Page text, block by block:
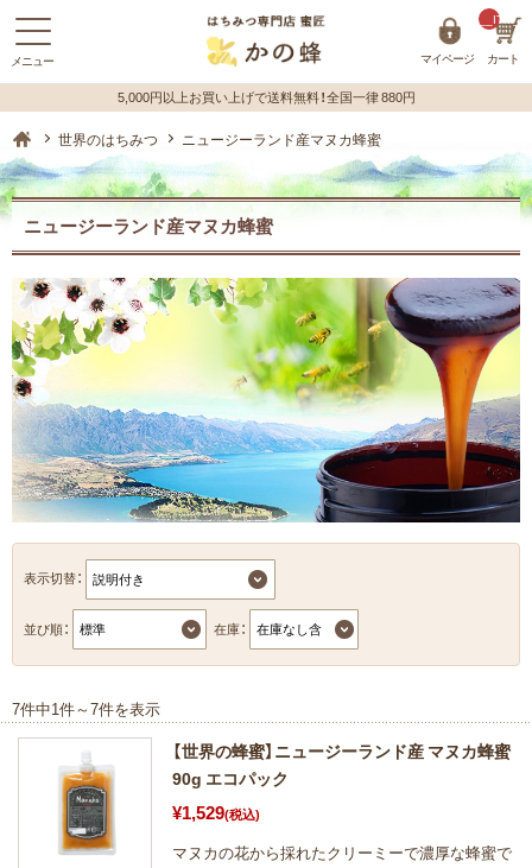
マイページ カート
蜂蜜（はちみつ）の購入はハチミツ専門店【かの蜂】 ホーム
世界のはちみつ ニュージーランド産マヌカ蜂蜜
ニュージーランド産マヌカ蜂蜜
表示切替：
並び順： 在庫：
7件中1件～7件を表示
【世界の蜂蜜】ニュージーランド産 マヌカ蜂蜜
90g エコパック
¥1,529(税込)
マヌカの花から採れたクリーミーで濃厚な蜂蜜で